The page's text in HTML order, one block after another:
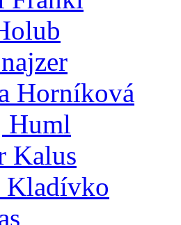
Horníková
Huml
Kalus
Kladívko